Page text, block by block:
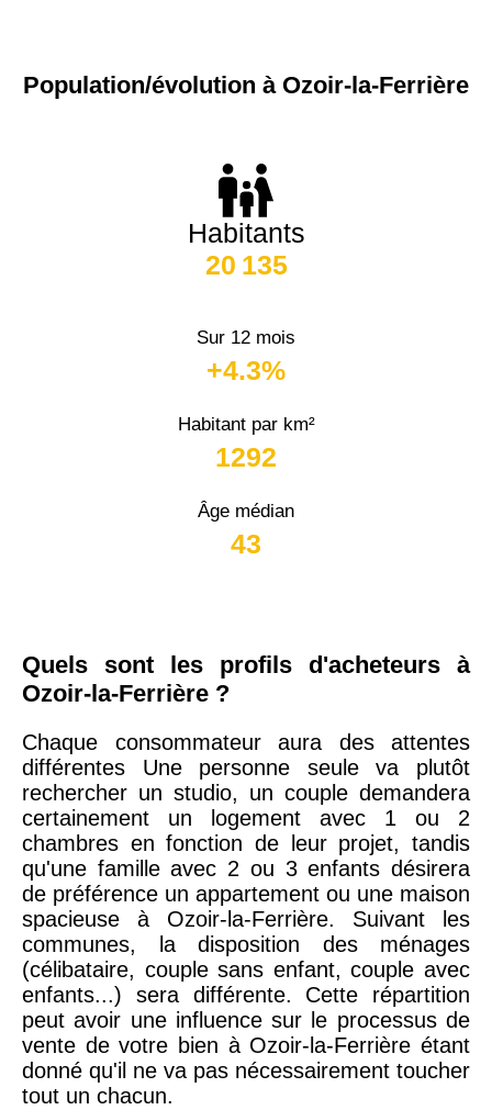
Population/évolution à Ozoir-la-Ferrière
Habitants
20 135
Sur 12 mois
+4.3%
Habitant par km²
1292
Âge médian
43
Quels sont les profils d'acheteurs à
Ozoir-la-Ferrière ?
Chaque consommateur aura des attentes
différentes Une personne seule va plutôt
rechercher un studio, un couple demandera
certainement un logement avec 1 ou 2
chambres en fonction de leur projet, tandis
qu'une famille avec 2 ou 3 enfants désirera
de préférence un appartement ou une maison
spacieuse à Ozoir-la-Ferrière. Suivant les
communes, la disposition des ménages
(célibataire, couple sans enfant, couple avec
enfants...) sera différente. Cette répartition
peut avoir une influence sur le processus de
vente de votre bien à Ozoir-la-Ferrière étant
donné qu'il ne va pas nécessairement toucher
tout un chacun.